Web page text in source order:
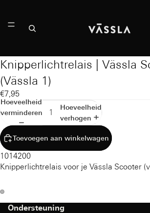
Knipperlichtrelais | Vässla
(Vässla 1)
€7,95
Hoeveelheid
verminderen
Hoeveelheid
verhogen
Toevoegen aan winkelwagen
1014200
Knipperlichtrelais voor je Vässla Scooter
Ondersteuning